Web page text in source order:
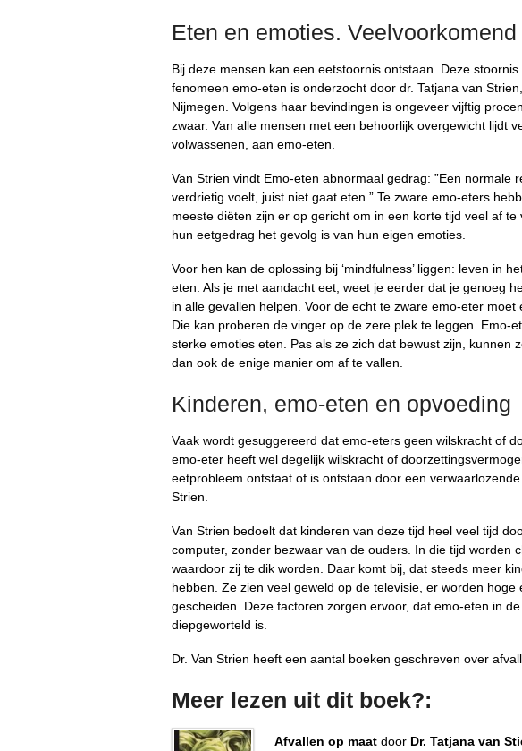
Eten en emoties. Veelvoorkomend
Bij deze mensen kan een eetstoornis ontstaan. Deze stoornis
fenomeen emo-eten is onderzocht door dr. Tatjana van
Nijmegen. Volgens haar bevindingen is ongeveer vijftig
zwaar. Van alle mensen met een behoorlijk overgewicht lijdt
volwassenen, aan emo-eten.
Van Strien vindt Emo-eten abnormaal gedrag: ”Een normale
verdrietig voelt, juist niet gaat eten.” Te zware emo-eters
meeste diëten zijn er op gericht om in een korte tijd veel af
hun eetgedrag het gevolg is van hun eigen emoties.
Voor hen kan de oplossing bij ‘mindfulness’ liggen: leven in
eten. Als je met aandacht eet, weet je eerder dat je genoeg
in alle gevallen helpen. Voor de echt te zware emo-eter moet
Die kan proberen de vinger op de zere plek te leggen. Emo-
sterke emoties eten. Pas als ze zich dat bewust zijn, kunnen
dan ook de enige manier om af te vallen.
Kinderen, emo-eten en opvoeding
Vaak wordt gesuggereerd dat emo-eters geen wilskracht of
emo-eter heeft wel degelijk wilskracht of
eetprobleem ontstaat of is ontstaan door een
Strien.
Van Strien bedoelt dat kinderen van deze tijd heel veel tijd
computer, zonder bezwaar van de ouders. In die tijd worden
waardoor zij te dik worden. Daar komt bij, dat steeds meer
hebben. Ze zien veel geweld op de televisie, er worden
gescheiden. Deze factoren zorgen ervoor, dat emo-eten in
diepgeworteld is.
Dr. Van Strien heeft een aantal boeken geschreven over
Meer lezen uit dit boek?:
Afvallen op maatdoor Dr. Tatjana van